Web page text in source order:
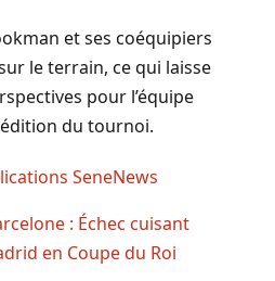
et ses coéquipiers
le terrain, ce qui laisse
pour l’équipe
du tournoi.
: Échec cuisant
en Coupe du Roi